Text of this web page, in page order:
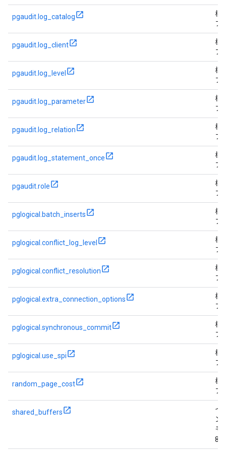
pgaudit.log_catalog
標
フ
pgaudit.log_client
標
フ
pgaudit.log_level
標
フ
pgaudit.log_parameter
標
フ
pgaudit.log_relation
標
フ
pgaudit.log_statement_once
標
フ
pgaudit.role
標
フ
pglogical.batch_inserts
標
フ
pglogical.conflict_log_level
標
フ
pglogical.conflict_resolution
標
フ
pglogical.extra_connection_options
標
フ
pglogical.synchronous_commit
標
フ
pglogical.use_spi
標
フ
random_page_cost
標
フ
shared_buffers
イ
ン
モ